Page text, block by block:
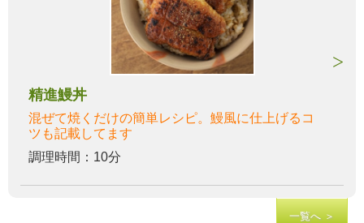
精進鰻丼
混ぜて焼くだけの簡単レシピ。鰻風に仕上げるコ
ツも記載してます
調理時間：10分
一覧へ ＞